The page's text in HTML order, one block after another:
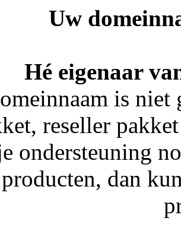
Uw
Hé eigenaar
is
reseller
ondersteuning
dan